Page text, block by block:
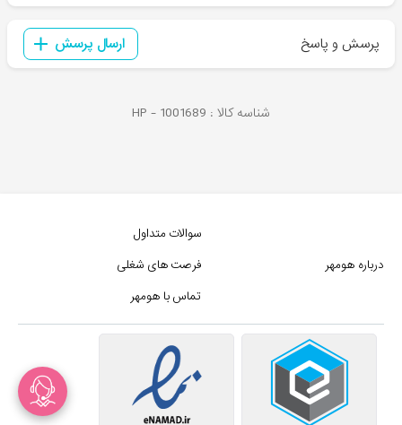
پرسش و پاسخ ارسال پرسش
شناسه کالا : HP - 1001689
درباره هومهر
سوالات متداول
فرصت های شغلی
تماس با هومهر